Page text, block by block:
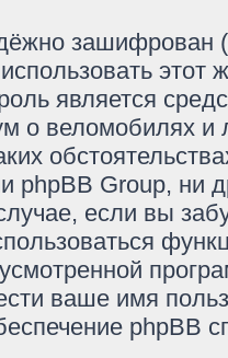
зашифрован
этот
является
о веломобилях и
phpBB Group, ни
если вы
ваше имя
phpBB